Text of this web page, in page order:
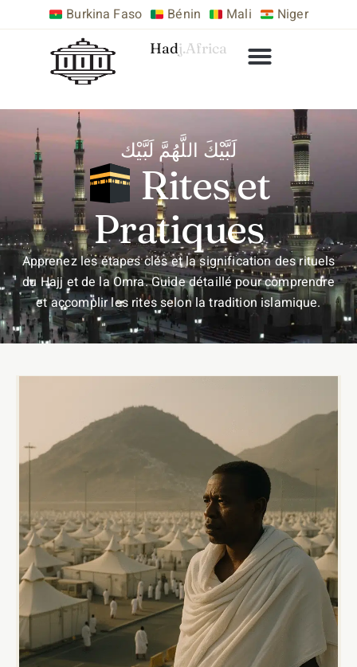
Burkina Faso Bénin Mali Niger
Hadj.Africa
لَبَّيْكَ اللَّهُمَّ لَبَّيْك
Rites et
Pratiques
Apprenez les étapes clés et la signification des rituels
du Hajj et de la Omra. Guide détaillé pour comprendre
et accomplir les rites selon la tradition islamique.